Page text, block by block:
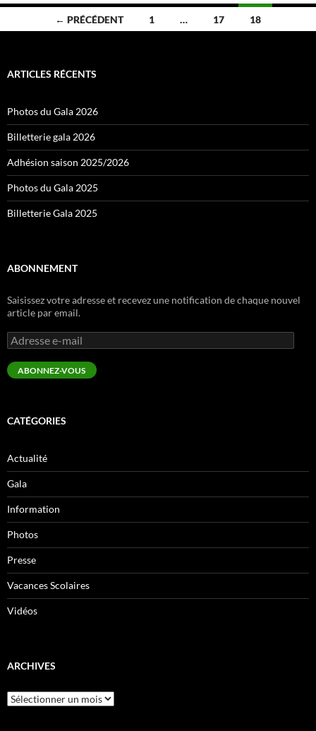
Navigation
articles
← PRÉCÉDENT 1 … 17 18
ARTICLES RÉCENTS
Photos du Gala 2026
Billetterie gala 2026
Adhésion saison 2025/2026
Photos du Gala 2025
Billetterie Gala 2025
ABONNEMENT
Saisissez votre adresse et recevez une notification de chaque nouvel
article par email.
Adresse
e-
mail
ABONNEZ-VOUS
CATÉGORIES
Actualité
Gala
Information
Photos
Presse
Vacances Scolaires
Vidéos
ARCHIVES
Archives